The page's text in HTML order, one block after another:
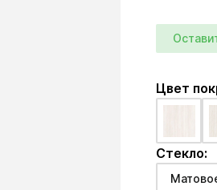
Цвет
Стекло: